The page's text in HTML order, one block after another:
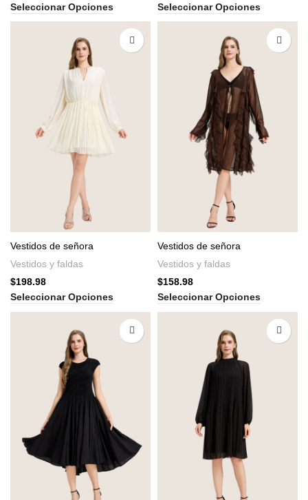
Seleccionar Opciones
Seleccionar Opciones
Vestidos de señora
Vestidos y faldas
$198.98
Seleccionar Opciones
Vestidos de señora
Vestidos y faldas
$158.98
Seleccionar Opciones